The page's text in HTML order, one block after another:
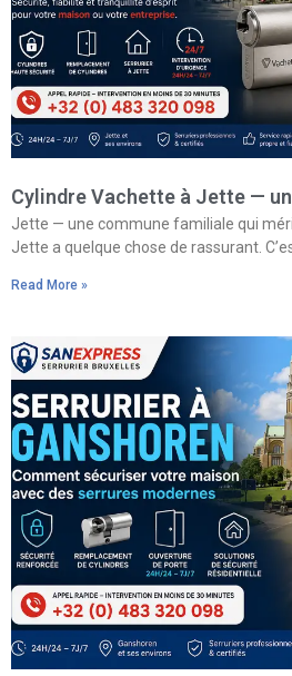
Cylindre Vachette à Jette —
Jette — une commune familiale qui
Jette a quelque chose de rassurant.
Read More »